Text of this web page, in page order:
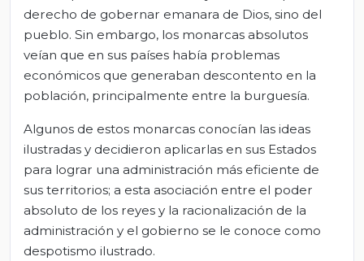
derecho de gobernar emanara de Dios, sino del
pueblo. Sin embargo, los monarcas absolutos
veían que en sus países había problemas
económicos que generaban descontento en la
población, principalmente entre la burguesía.
Algunos de estos monarcas conocían las ideas
ilustradas y decidieron aplicarlas en sus Estados
para lograr una administración más eficiente de
sus territorios; a esta asociación entre el poder
absoluto de los reyes y la racionalización de la
administración y el gobierno se le conoce como
despotismo ilustrado.